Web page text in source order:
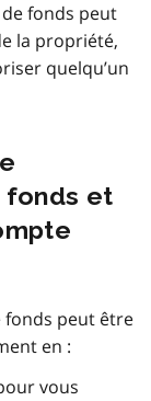
fonds peut
la propriété,
quelqu’un
fonds et
fonds peut être
en :
vous